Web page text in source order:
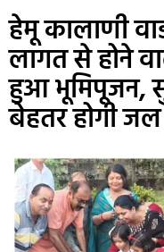
हेमू कालाणी
लागत से होने
हुआ भूमिपूजन,
बेहतर होगी